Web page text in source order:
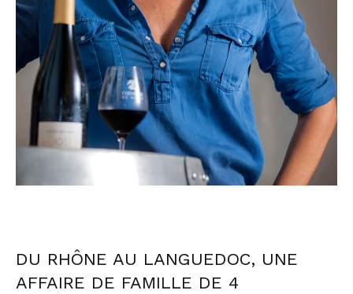
DU RHÔNE AU LANGUEDOC, UNE
AFFAIRE DE FAMILLE DE 4